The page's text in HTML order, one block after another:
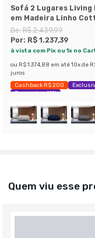
Sofá 2 Lugares Living
em Madeira Linho
De:R$ 2.439,99
Por: R$ 1.237,39
à vista com Pix ou 1x no
ou R$ 1.374,88 em até 10x de
juros
Cashback R$ 200
Economize 49%
Quem viu esse